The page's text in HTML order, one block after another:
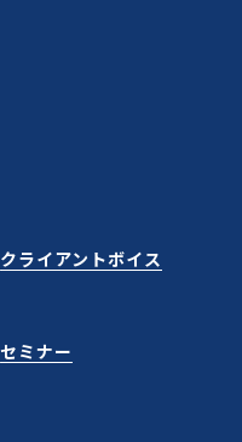
クライアントボイス
セミナー